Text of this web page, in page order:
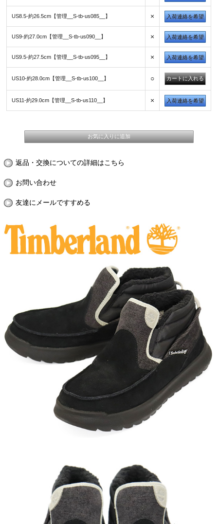
US8.5-約26.5cm【管理__S-tb-us085__】 × 入荷連絡を希望
US9-約27.0cm【管理__S-tb-us090__】 × 入荷連絡を希望
US9.5-約27.5cm【管理__S-tb-us095__】 × 入荷連絡を希望
US10-約28.0cm【管理__S-tb-us100__】 ○
US11-約29.0cm【管理__S-tb-us110__】 × 入荷連絡を希望
返品・交換についての詳細はこちら
お問い合わせ
友達にメールですすめる